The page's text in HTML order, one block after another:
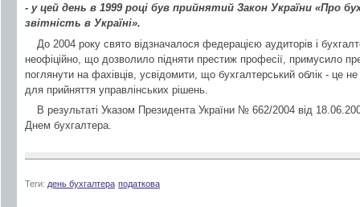
- у цей день в 1999 році був прийнятий Закон України «Про
звітність в Україні».
До 2004 року свято відзначалося федерацією аудиторів і
неофіційно, що дозволило підняти престиж професії, примусило
поглянути на фахівців, усвідомити, що бухгалтерський облік - це
для прийняття управлінських рішень.
В результаті Указом Президента України № 662/2004 від
Днем бухгалтера.
Теги: день бухгалтера податкова